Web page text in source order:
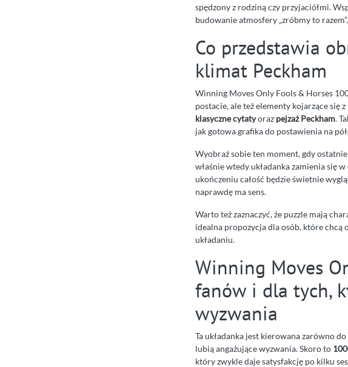
spędzony z rodziną czy przyjaciółmi.
budowanie atmosfery „zróbmy to razem”.
Co przedstawia
klimat Peckham
Winning Moves Only Fools & Horses
postacie, ale też elementy kojarzące się
klasyczne cytatyoraz pejzaż Peckham.
jak gotowa grafika do postawienia na
Wyobraź sobie ten moment, gdy
właśnie wtedy układanka zamienia się
ukończeniu całość będzie świetnie
naprawdę ma sens.
Warto też zaznaczyć, że puzzle mają
idealna propozycja dla osób, które chcą
układaniu.
Winning Moves
fanów i dla tych,
wyzwania
Ta układanka jest kierowana zarówno
lubią angażujące wyzwania. Skoro to
który zwykle daje satysfakcję po kilku